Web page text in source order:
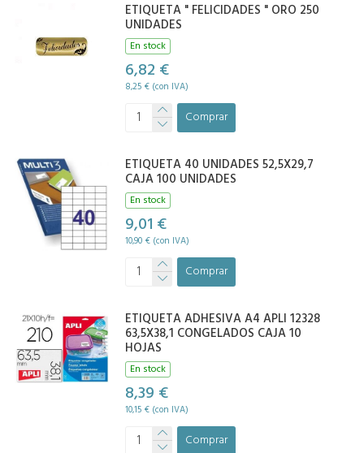
ETIQUETA " FELICIDADES " ORO 250
UNIDADES
En stock
6,82 €
8,25 € (con IVA)
Comprar
ETIQUETA 40 UNIDADES 52,5X29,7
CAJA 100 UNIDADES
En stock
9,01 €
10,90 € (con IVA)
Comprar
ETIQUETA ADHESIVA A4 APLI 12328
63,5X38,1 CONGELADOS CAJA 10
HOJAS
En stock
8,39 €
10,15 € (con IVA)
Comprar